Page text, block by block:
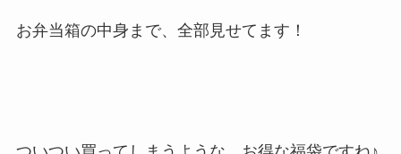
お弁当箱の中身まで、全部見せてます！